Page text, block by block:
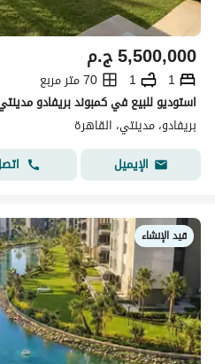
ج.م5,500,000
1
1
70 متر مربع
بريفادو، مدينتي، القاهرة
الإيميل
قيد الإنشاء